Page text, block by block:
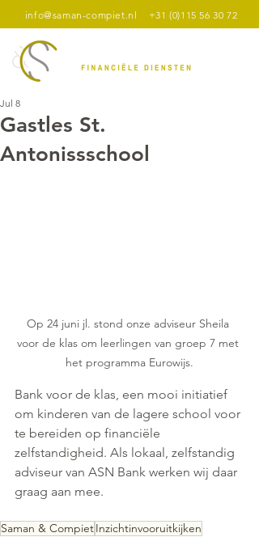
info@saman-compiet.nl +31 (0)115 56 30 72
Gastles St.
Antonissschool
Jul 8
Op 24 juni jl. stond onze adviseur Sheila
voor de klas om leerlingen van groep 7 met
het programma Eurowijs.
Bank voor de klas, een mooi initiatief
om kinderen van de lagere school voor
te bereiden op financiële
zelfstandigheid. Als lokaal, zelfstandig
adviseur van ASN Bank werken wij daar
graag aan mee.
Saman & CompietInzichtinvooruitkijken